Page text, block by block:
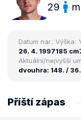
29
Datum nar.:
26. 4. 1997
Výška:
185 cm
Aktuální/nejvyšší
dvouhra: 148. / 36.
Příští zápas